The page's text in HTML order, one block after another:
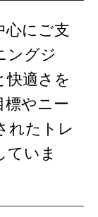
心にご支
ングジ
快適さを
標やニー
れたトレ
ていま